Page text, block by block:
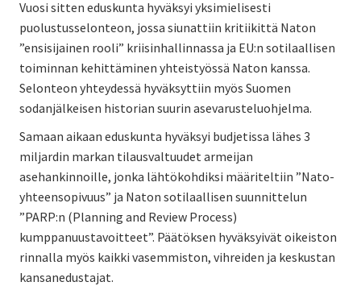
Vuosi sitten eduskunta hyväksyi yksimielisesti
puolustusselonteon, jossa siunattiin kritiikittä Naton
”ensisijainen rooli” kriisinhallinnassa ja EU:n sotilaallisen
toiminnan kehittäminen yhteistyössä Naton kanssa.
Selonteon yhteydessä hyväksyttiin myös Suomen
sodanjälkeisen historian suurin asevarusteluohjelma.
Samaan aikaan eduskunta hyväksyi budjetissa lähes 3
miljardin markan tilausvaltuudet armeijan
asehankinnoille, jonka lähtökohdiksi määriteltiin ”Nato-
yhteensopivuus” ja Naton sotilaallisen suunnittelun
”PARP:n (Planning and Review Process)
kumppanuustavoitteet”. Päätöksen hyväksyivät oikeiston
rinnalla myös kaikki vasemmiston, vihreiden ja keskustan
kansanedustajat.